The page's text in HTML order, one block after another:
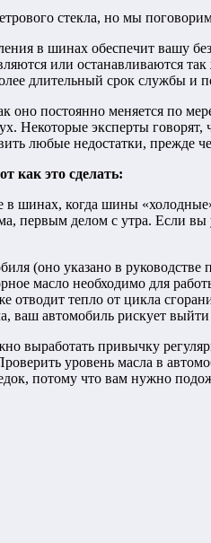
стекла, но мы
в шинах обеспечит вашу
или
длительный срок службы и
постоянно меняется по
Некоторые эксперты
любые недостатки, прежде
как это сделать:
в шинах, когда шины
первым делом с утра. Если
(оно указано в
масло необходимо для
отводит тепло от цикла
ваш автомобиль рискует выйти
выработать привычку
уровень масла в
потому что вам нужно